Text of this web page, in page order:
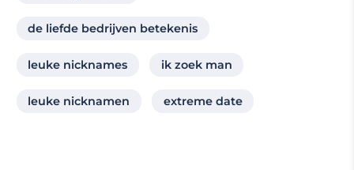
de liefde bedrijven betekenis
leuke nicknames ik zoek man
leuke nicknamen extreme date